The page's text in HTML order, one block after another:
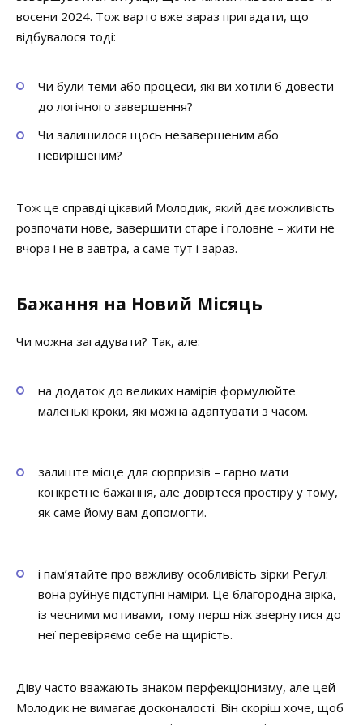
восени 2024. Тож варто вже зараз пригадати, що
відбувалося тоді:
Чи були теми або процеси, які ви хотіли б довести
до логічного завершення?
Чи залишилося щось незавершеним або
невирішеним?
Тож це справді цікавий Молодик, який дає можливість
розпочати нове, завершити старе і головне – жити не
вчора і не в завтра, а саме тут і зараз.
Бажання на Новий Місяць
Чи можна загадувати? Так, але:
на додаток до великих намірів формулюйте
маленькі кроки, які можна адаптувати з часом.
залиште місце для сюрпризів – гарно мати
конкретне бажання, але довіртеся простіру у тому,
як саме йому вам допомогти.
і пам’ятайте про важливу особливість зірки Регул:
вона руйнує підступні наміри. Це благородна зірка,
із чесними мотивами, тому перш ніж звернутися до
неї перевіряємо себе на щирість.
Діву часто вважають знаком перфекціонизму, але цей
Молодик не вимагає досконалості. Він скоріш хоче, щоб